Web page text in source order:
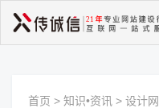
首页 > 知识•资讯 > 设计